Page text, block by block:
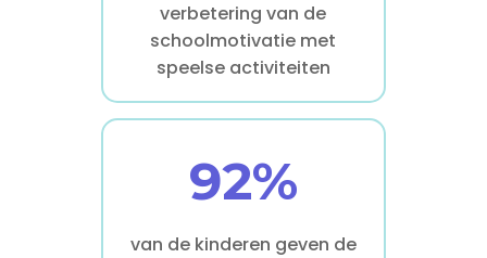
verbetering van de
schoolmotivatie met
speelse activiteiten
92%
van de kinderen geven de